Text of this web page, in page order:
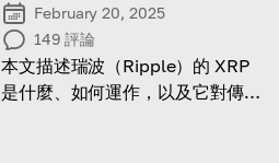
February 20, 2025
149 評論
本文描述瑞波（Ripple）的 XRP
是什麼、如何運作，以及它對傳統